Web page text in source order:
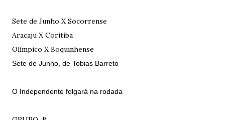
Sete de Junho X Socorrense
Aracaju X Coritiba
Olímpico X Boquinhense
Sete de Junho, de Tobias Barreto
O Independente folgará na rodada